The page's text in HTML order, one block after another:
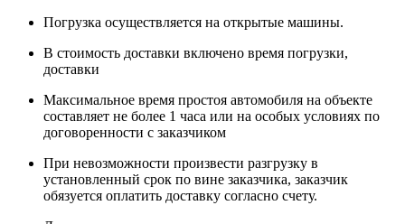
Погрузка осуществляется на открытые машины.
В стоимость доставки включено время погрузки,
доставки
Максимальное время простоя автомобиля на объекте
составляет не более 1 часа или на особых условиях по
договоренности с заказчиком
При невозможности произвести разгрузку в
установленный срок по вине заказчика, заказчик
обязуется оплатить доставку согласно счету.